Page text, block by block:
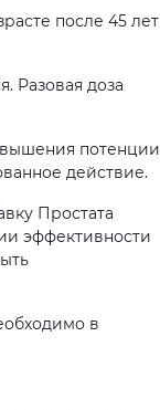
после 45 лет
Разовая доза
потенции
действие.
Простата
эффективности
в